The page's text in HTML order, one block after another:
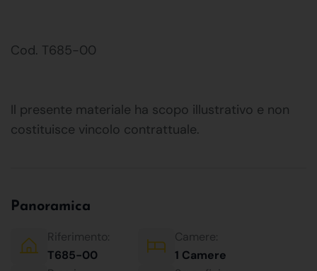
Cod. T685-00
Il presente materiale ha scopo illustrativo e non
costituisce vincolo contrattuale.
Panoramica
Riferimento:
T685-00
Camere:
1 Camere